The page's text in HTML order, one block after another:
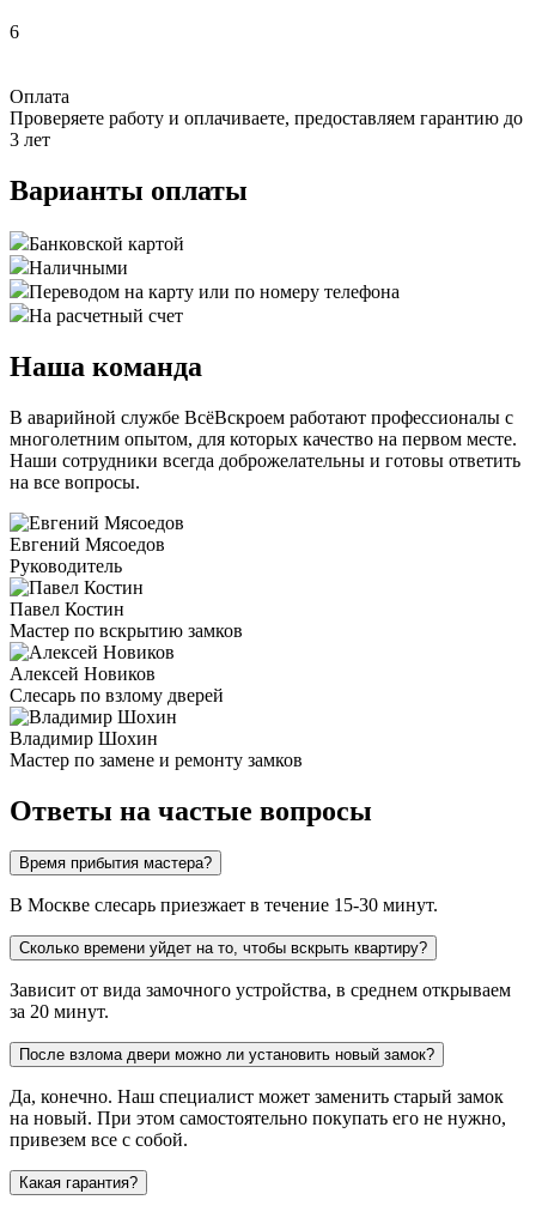
6
Оплата
Проверяете работу и оплачиваете, предоставляем гарантию до
3 лет
Варианты оплаты
Банковской картой
Наличными
Переводом на карту или по номеру телефона
На расчетный счет
Наша команда
В аварийной службе ВсёВскроем работают профессионалы с
многолетним опытом, для которых качество на первом месте.
Наши сотрудники всегда доброжелательны и готовы ответить
на все вопросы.
Евгений Мясоедов
Руководитель
Павел Костин
Мастер по вскрытию замков
Алексей Новиков
Слесарь по взлому дверей
Владимир Шохин
Мастер по замене и ремонту замков
Ответы на частые вопросы
Время прибытия мастера?
В Москве слесарь приезжает в течение 15-30 минут.
Сколько времени уйдет на то, чтобы вскрыть квартиру?
Зависит от вида замочного устройства, в среднем открываем
за 20 минут.
После взлома двери можно ли установить новый замок?
Да, конечно. Наш специалист может заменить старый замок
на новый. При этом самостоятельно покупать его не нужно,
привезем все с собой.
Какая гарантия?